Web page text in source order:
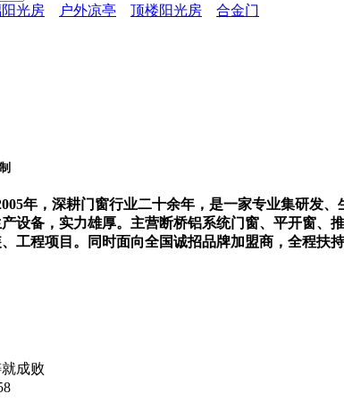
光房 户外凉亭 顶楼阳光房
合金门
年，深耕门窗行业二十余年，是一家专业集研发
设备，实力雄厚。主营断桥铝系统门窗、平开窗
工程项目。同时面向全国诚招品牌加盟商，全程扶
成败